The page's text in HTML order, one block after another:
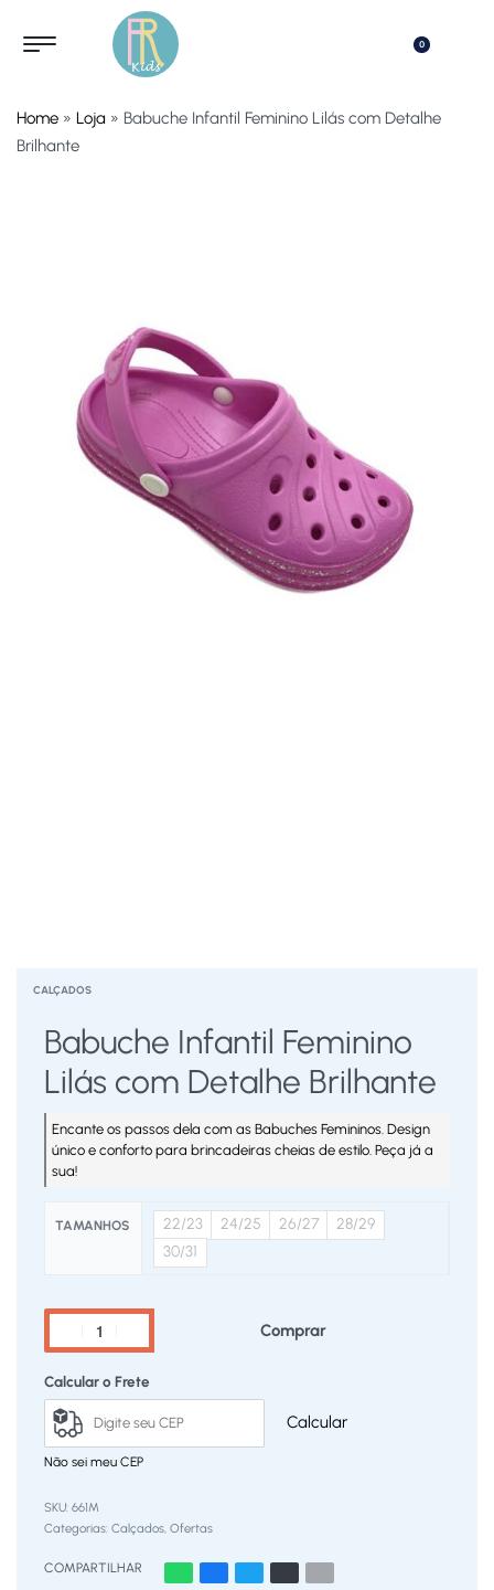
0
Home » Loja » Babuche Infantil Feminino Lilás com Detalhe
Brilhante
CALÇADOS
Babuche Infantil Feminino
Lilás com Detalhe Brilhante
Encante os passos dela com as Babuches Femininos. Design
único e conforto para brincadeiras cheias de estilo. Peça já a
sua!
TAMANHOS 22/23 24/25 26/27
28/29
30/31
Comprar
Calcular o Frete
Calcular
Não sei meu CEP
661M
Categorias: Calçados Ofertas
COMPARTILHAR